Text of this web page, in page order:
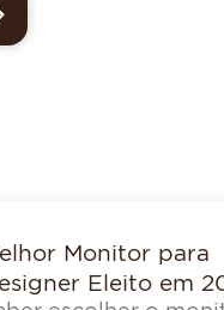
Monitor para
Eleito em